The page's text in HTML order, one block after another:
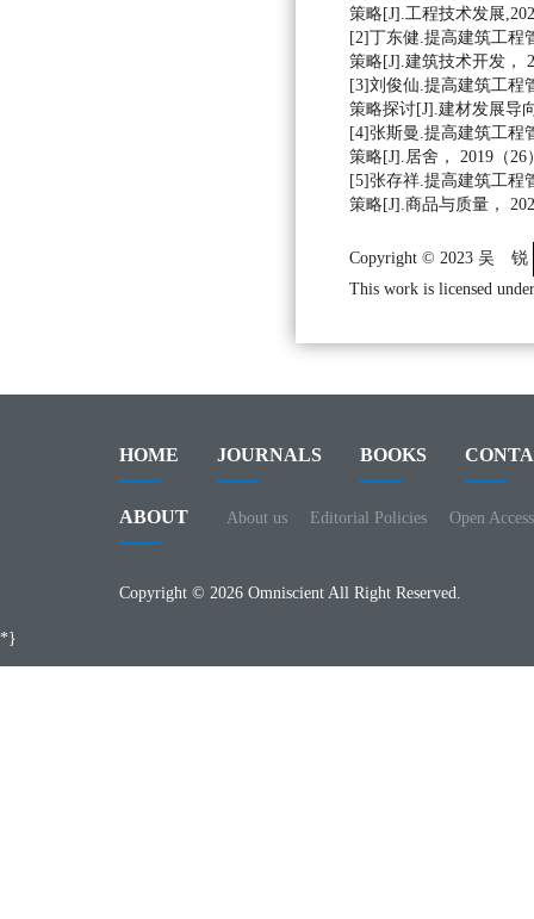
策略[J].工程技术发展
[2]丁东健.提高建筑工程
策略[J].建筑技术开发，
[3]刘俊仙.提高建筑工程
策略探讨[J].建材发展导
[4]张斯曼.提高建筑工程
策略[J].居舍， 2019（26
[5]张存祥.提高建筑工程
策略[J].商品与质量，
Copyright © 2023 吴 锐
This work is licensed
HOME JOURNALS BOOKS
ABOUT About us Editorial Policies Open
Copyright © 2026 Omniscient All Right Reserved.
*}